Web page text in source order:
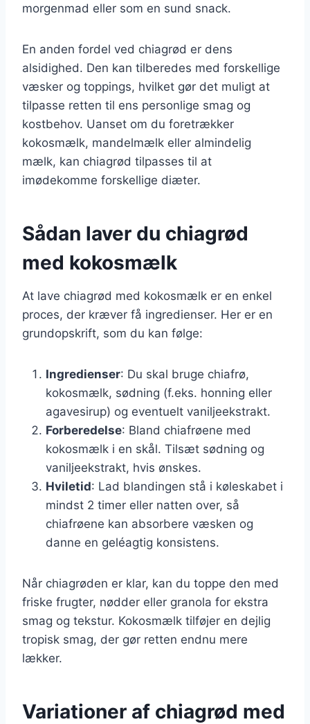
morgenmad eller som en sund snack.
En anden fordel ved chiagrød er dens
alsidighed. Den kan tilberedes med forskellige
væsker og toppings, hvilket gør det muligt at
tilpasse retten til ens personlige smag og
kostbehov. Uanset om du foretrækker
kokosmælk, mandelmælk eller almindelig
mælk, kan chiagrød tilpasses til at
imødekomme forskellige diæter.
Sådan laver du chiagrød
med kokosmælk
At lave chiagrød med kokosmælk er en enkel
proces, der kræver få ingredienser. Her er en
grundopskrift, som du kan følge:
Ingredienser: Du skal bruge chiafrø,
kokosmælk, sødning (f.eks. honning eller
agavesirup) og eventuelt vaniljeekstrakt.
Forberedelse: Bland chiafrøene med
kokosmælk i en skål. Tilsæt sødning og
vaniljeekstrakt, hvis ønskes.
Hviletid: Lad blandingen stå i køleskabet i
mindst 2 timer eller natten over, så
chiafrøene kan absorbere væsken og
danne en geléagtig konsistens.
Når chiagrøden er klar, kan du toppe den med
friske frugter, nødder eller granola for ekstra
smag og tekstur. Kokosmælk tilføjer en dejlig
tropisk smag, der gør retten endnu mere
lækker.
Variationer af chiagrød med